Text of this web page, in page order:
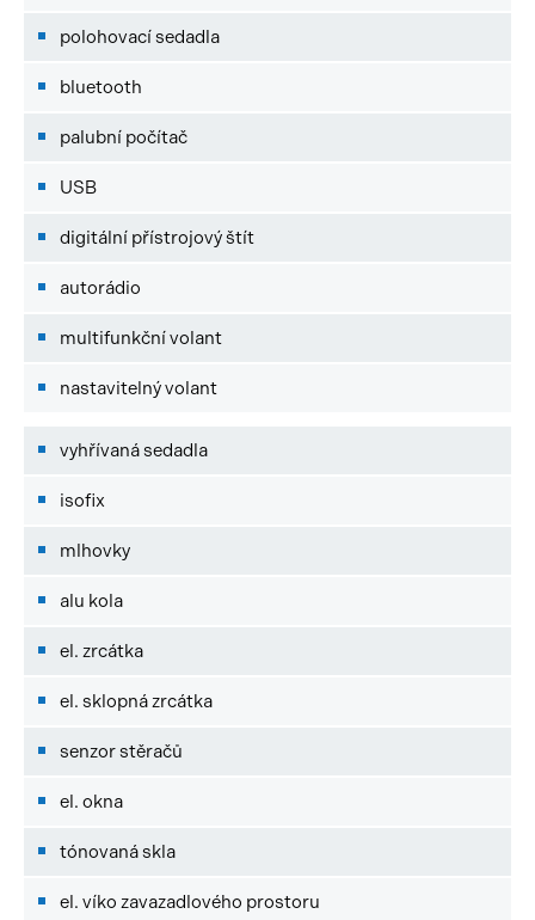
polohovací sedadla
bluetooth
palubní počítač
USB
digitální přístrojový štít
autorádio
multifunkční volant
nastavitelný volant
vyhřívaná sedadla
isofix
mlhovky
alu kola
el. zrcátka
el. sklopná zrcátka
senzor stěračů
el. okna
tónovaná skla
el. víko zavazadlového prostoru